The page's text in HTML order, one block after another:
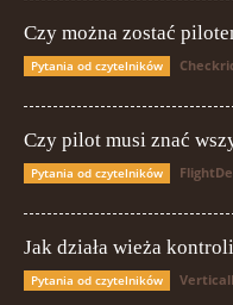
Czy można zostać
Pytania od czytelników
Czy pilot musi znać
Pytania od czytelników
Jak działa wieża
Pytania od czytelników